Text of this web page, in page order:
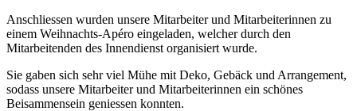
Anschliessen wurden unsere Mitarbeiter und Mitarbeiterinnen zu
einem Weihnachts-Apéro eingeladen, welcher durch den
Mitarbeitenden des Innendienst organisiert wurde.
Sie gaben sich sehr viel Mühe mit Deko, Gebäck und Arrangement,
sodass unsere Mitarbeiter und Mitarbeiterinnen ein schönes
Beisammensein geniessen konnten.